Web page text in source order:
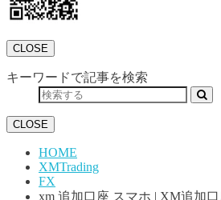
CLOSE
キーワードで記事を検索
CLOSE
HOME
XMTrading
FX
xm 追加口座 スマホ | XM追加